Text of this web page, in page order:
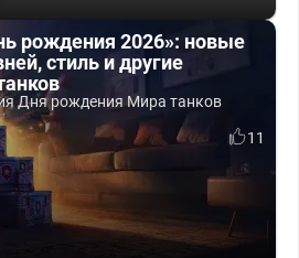
рождения 2026»: новые
стиль и другие
Дня рождения Мира танков
11